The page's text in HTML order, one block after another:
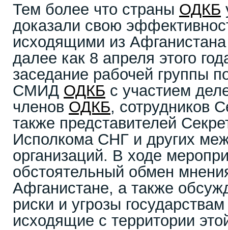
Тем более что страны ОДКБ
доказали свою
исходящими из
далее как 8 апреля этого
заседание рабочей группы
СМИД ОДКБ с участием
членов ОДКБ, сотрудников
также представителей
Исполкома СНГ и других
организаций. В ходе
обстоятельный обмен
Афганистане, а также
риски и угрозы
исходящие с территории